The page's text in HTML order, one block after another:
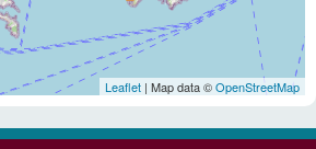
Leaflet | Map data ©OpenStreetMap